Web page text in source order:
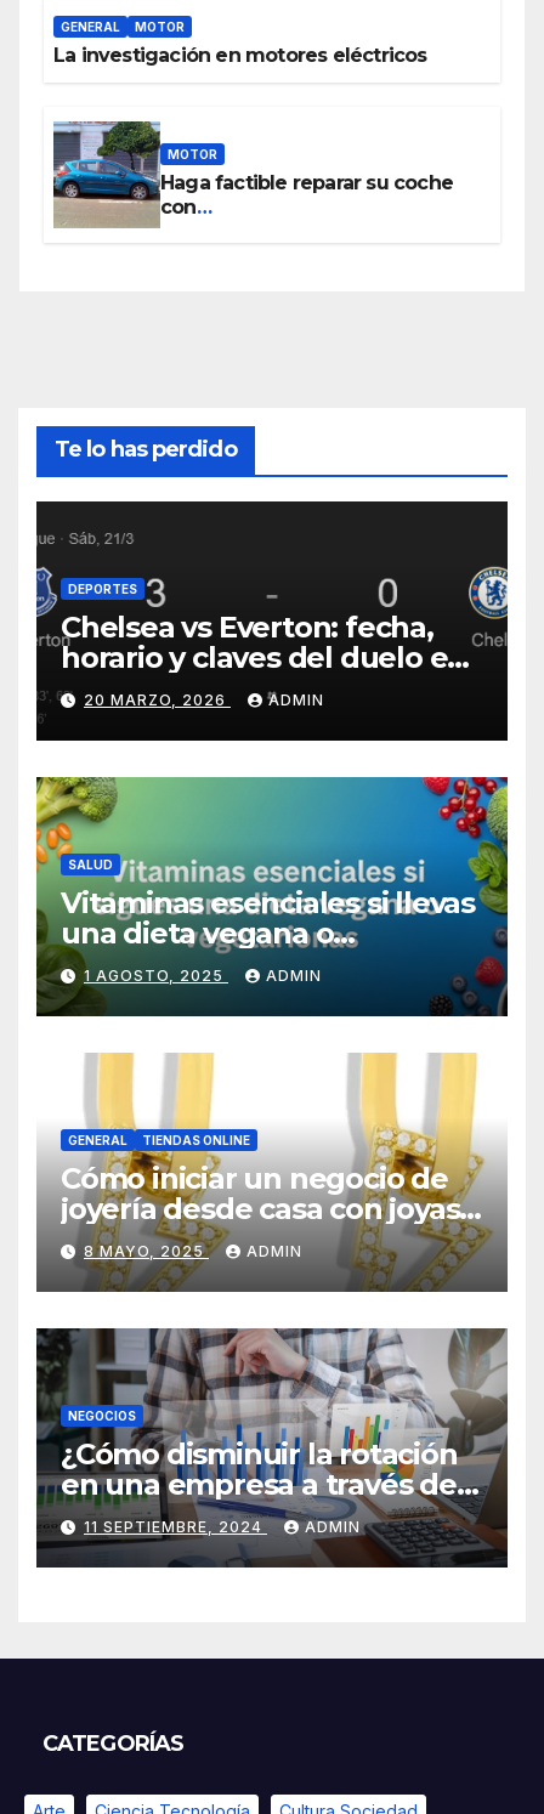
GENERAL MOTOR
La investigación en motores eléctricos
MOTOR
Haga factible reparar su coche
con
Te lo has perdido
DEPORTES
Chelsea vs Everton: fecha,
horario y claves del duelo en
Stamford Bridge
20 MARZO, 2026 ADMIN
SALUD
Vitaminas esenciales si llevas
una dieta vegana o
vegetariana
1 AGOSTO, 2025 ADMIN
GENERAL TIENDAS ONLINE
Cómo iniciar un negocio de
joyería desde casa con joyas
por mayor
8 MAYO, 2025 ADMIN
NEGOCIOS
¿Cómo disminuir la rotación
en una empresa a través de
HR Analytics?
11 SEPTIEMBRE, 2024 ADMIN
CATEGORÍAS